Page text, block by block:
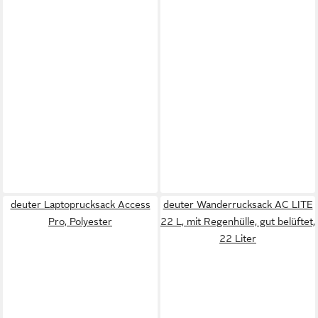
deuter Laptoprucksack Access
Pro, Polyester
deuter Wanderrucksack AC LITE
22 L, mit Regenhülle, gut belüftet,
22 Liter